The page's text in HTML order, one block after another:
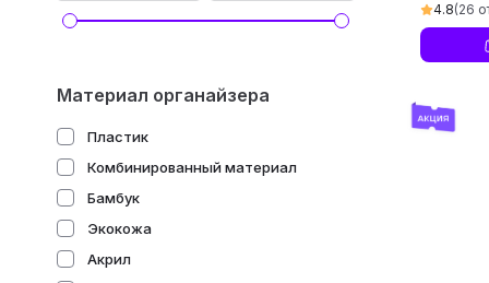
Материал органайзера
Пластик
Комбинированный материал
Бамбук
Экокожа
Акрил
ручками,
4.8(26